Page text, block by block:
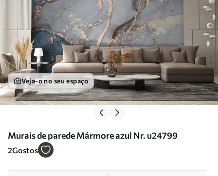
Veja-o no seu espaço
Murais de parede Mármore azul Nr. u24799
2Gostos